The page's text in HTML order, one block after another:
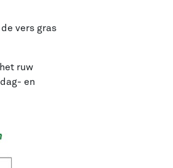
vers gras
ruw
en